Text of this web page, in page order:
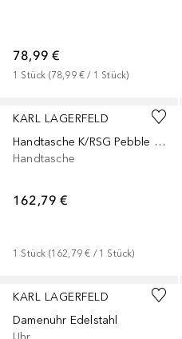
78,99 €
1 Stück (78,99 € / 1 Stück)
KARL LAGERFELD
Handtasche K/RSG Pebble Square Med Tote
Handtasche
162,79 €
1 Stück (162,79 € / 1 Stück)
KARL LAGERFELD
Damenuhr Edelstahl